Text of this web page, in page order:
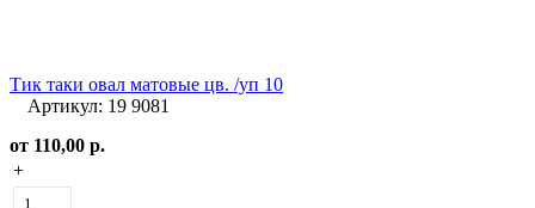
Тик таки овал матовые цв. /уп 10
Артикул: 19 9081
от 110,00 р.
+